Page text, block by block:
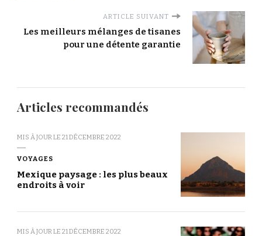
ARTICLE SUIVANT
Les meilleurs mélanges de tisanes
pour une détente garantie
Articles recommandés
MIS À JOUR LE 21 DÉCEMBRE 2022
VOYAGES
Mexique paysage : les plus beaux
endroits à voir
MIS À JOUR LE 21 DÉCEMBRE 2022